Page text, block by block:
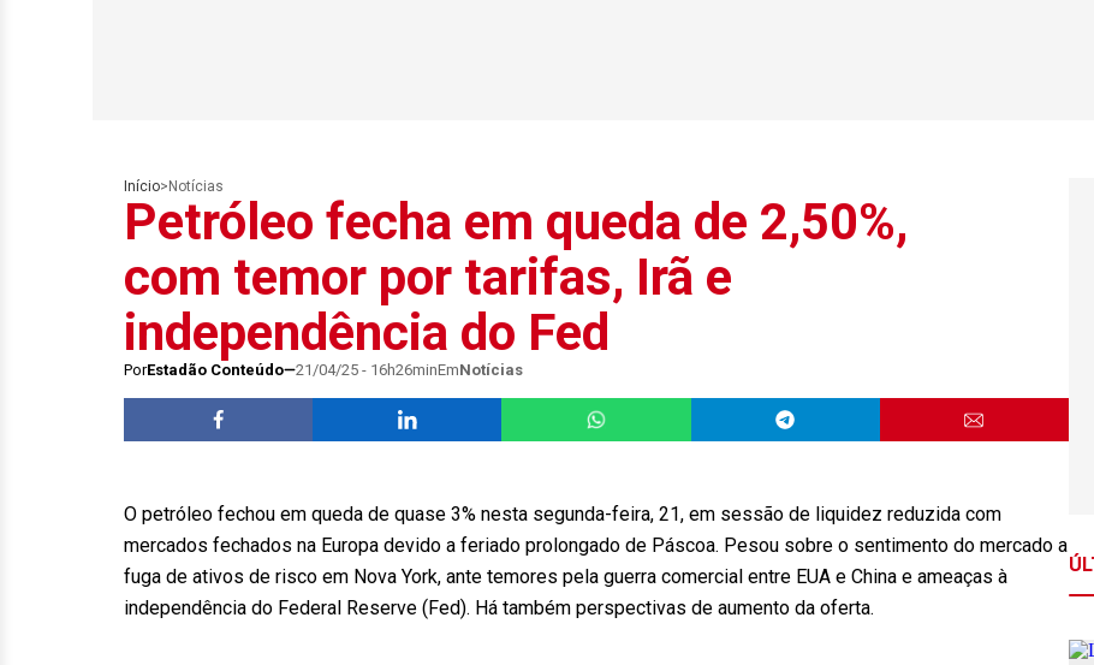
Início> Notícias
Petróleo fecha em queda de 2,50%,
com temor por tarifas, Irã e
independência do Fed
PorEstadão Conteúdo 21/04/25 - 16h26minEmNotícias
O petróleo fechou em queda de quase 3% nesta segunda-feira, 21, em sessão de liquidez reduzida com
mercados fechados na Europa devido a feriado prolongado de Páscoa. Pesou sobre o sentimento do mercado a
fuga de ativos de risco em Nova York, ante temores pela guerra comercial entre EUA e China e ameaças à
independência do Federal Reserve (Fed). Há também perspectivas de aumento da oferta.